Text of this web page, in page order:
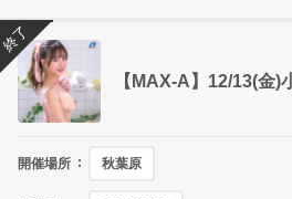
【MAX-A】12/13(金)
開催場所 秋葉原
終了